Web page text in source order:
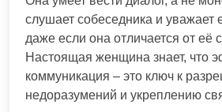
слушает собеседника и уважает
даже если она отличается от её
Настоящая женщина знает, что
коммуникация – это ключ к
недоразумений и укреплению